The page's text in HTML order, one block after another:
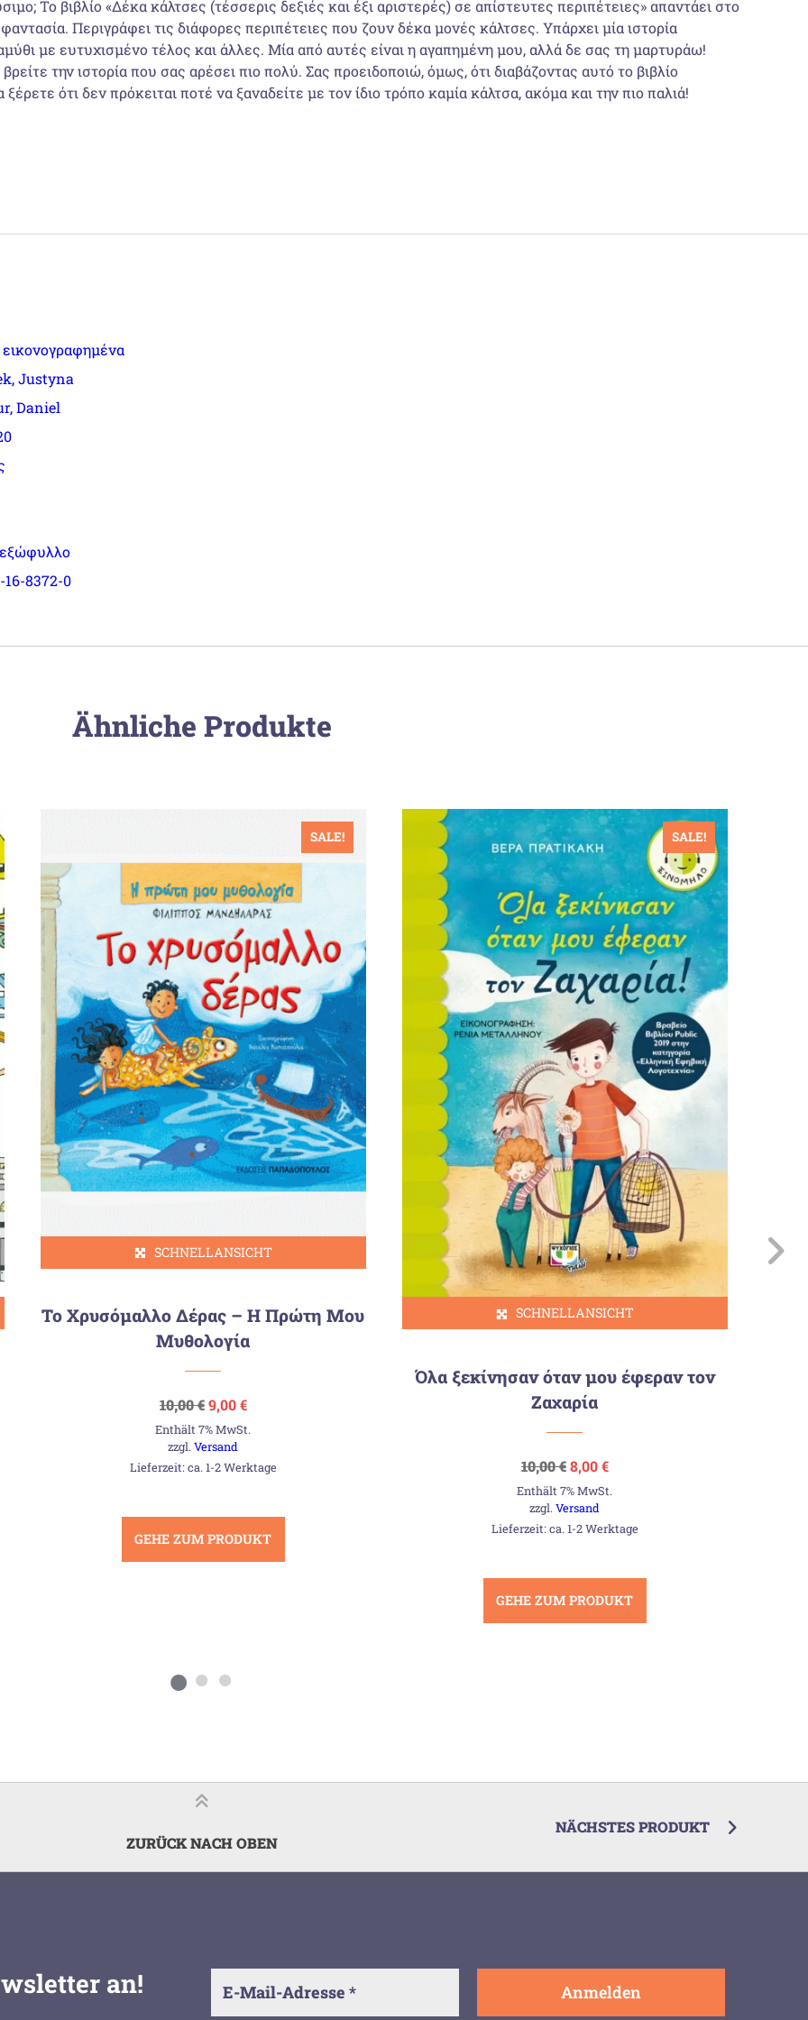
Το βιβλίο «Δέκα κάλτσες (τέσσερις δεξιές και έξι αριστερές) σε απίστευτες περιπέτειες» απαντάει στο
Περιγράφει τις διάφορες περιπέτειες που ζουν δέκα μονές κάλτσες. Υπάρχει μία ιστορία
με ευτυχισμένο τέλος και άλλες. Μία από αυτές είναι η αγαπημένη μου, αλλά δε σας τη μαρτυράω!
την ιστορία που σας αρέσει πιο πολύ. Σας προειδοποιώ, όμως, ότι διαβάζοντας αυτό το βιβλίο
ότι δεν πρόκειται ποτέ να ξαναδείτε με τον ίδιο τρόπο καμία κάλτσα, ακόμα και την πιο παλιά!
εικονογραφημένα
Justyna
Daniel
16-8372-0
Ähnliche Produkte
SALE!
SCHNELLANSICHT
Το Χρυσόμαλλο Δέρας – Η Πρώτη Μου
Μυθολογία
10,00€Ursprünglicher
Preis
war:
10,00 €
9,00€Aktueller
ist:
Enthält 7% MwSt.
zzgl.Versand
Lieferzeit: ca. 1-2 Werktage
GEHE ZUM PRODUKT
SALE!
SCHNELLANSICHT
Όλα ξεκίνησαν όταν μου έφεραν τον
Ζαχαρία
10,00€Ursprünglicher
Preis
war:
10,00 €
8,00€Aktueller
ist:
Enthält 7% MwSt.
zzgl.Versand
Lieferzeit: ca. 1-2 Werktage
GEHE ZUM PRODUKT
NÄCHSTES PRODUKT
ZURÜCK NACH OBEN
an!